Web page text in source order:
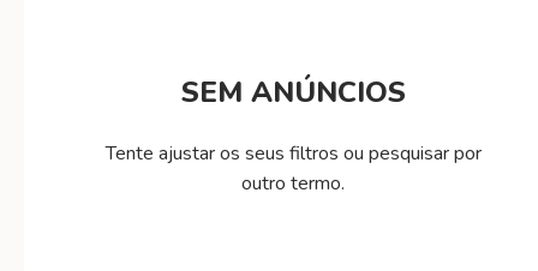
SEM ANÚNCIOS
Tente ajustar os seus filtros ou pesquisar por
outro termo.